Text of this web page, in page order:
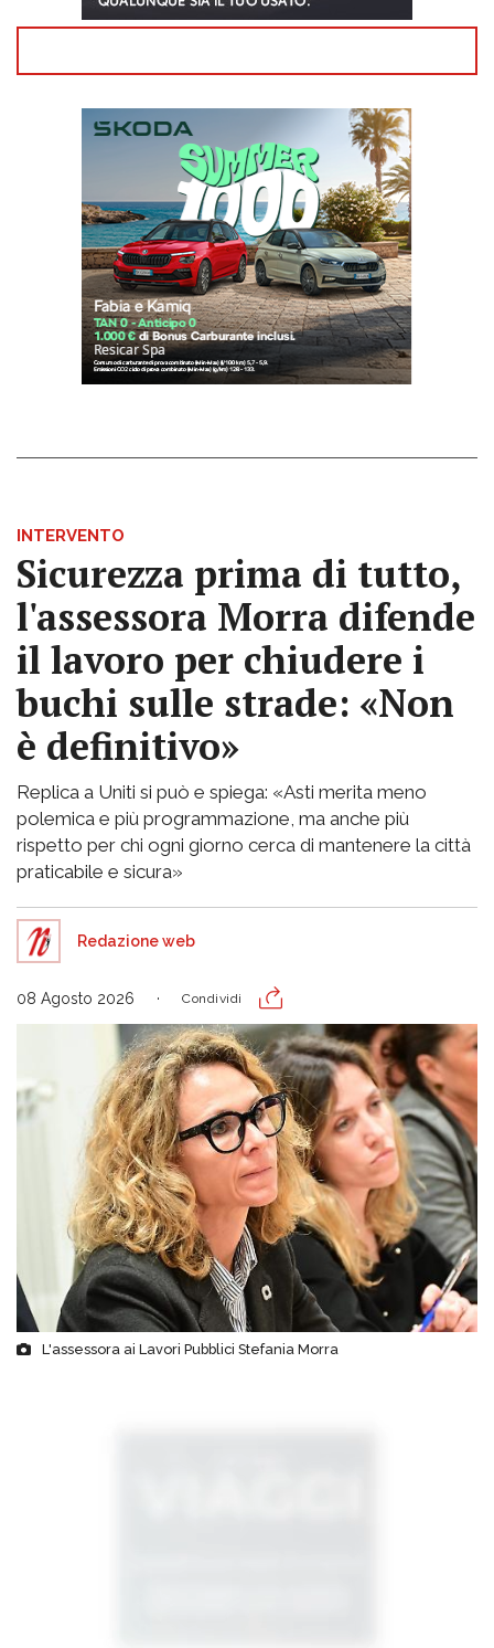
INTERVENTO
Sicurezza prima di tutto,
l'assessora Morra difende
il lavoro per chiudere i
buchi sulle strade: «Non
è definitivo»
Replica a Uniti si può e spiega: «Asti merita meno
polemica e più programmazione, ma anche più
rispetto per chi ogni giorno cerca di mantenere la città
praticabile e sicura»
Redazione web
08 Agosto 2026 Condividi
L'assessora ai Lavori Pubblici Stefania Morra